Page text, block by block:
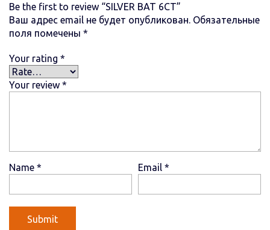
Be the first to review “SILVER BAT 6СТ”
Ваш адрес email не будет опубликован. Обязательные
поля помечены *
Your rating *
Your review *
Name * Email *